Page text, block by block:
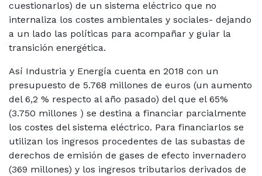
cuestionarlos) de un sistema eléctrico que no
internaliza los costes ambientales y sociales- dejando
a un lado las políticas para acompañar y guiar la
transición energética.
Así Industria y Energía cuenta en 2018 con un
presupuesto de 5.768 millones de euros (un aumento
del 6,2 % respecto al año pasado) del que el 65%
(3.750 millones ) se destina a financiar parcialmente
los costes del sistema eléctrico. Para financiarlos se
utilizan los ingresos procedentes de las subastas de
derechos de emisión de gases de efecto invernadero
(369 millones) y los ingresos tributarios derivados de